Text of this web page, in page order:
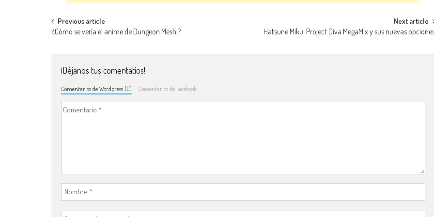
Navegación de entradas
Previous article
¿Cómo se vería el anime de Dungeon Meshi?
Next article
Hatsune Miku: Project Diva MegaMix y sus nuevas
¡Déjanos tus comentatios!
Comentarios de Wordpress (0) Comentarios de Facebook